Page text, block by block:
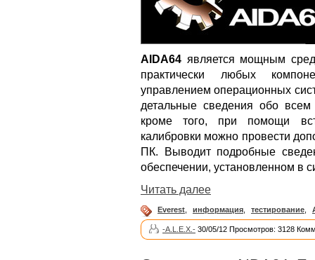
AIDA64 является мощным
практически любых
управлением операционных
детальные сведения обо
кроме того, при помощи
калибровки можно провести
ПК. Выводит подробные
обеспечении, установленном в
Читать далее
Everest, информация, тестирование,
-A.L.E.X.- 30/05/12 Просмотров: 3128